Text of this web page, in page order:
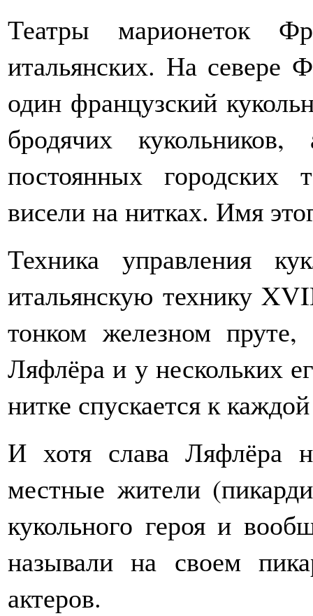
Театры марионеток
итальянских. На севере
один французский
бродячих
постоянных городских
висели на нитках. Имя
Техника управления
итальянскую технику
тонком железном
Ляфлёра и у нескольких
нитке спускается к
И хотя слава Ляфлёра
местные жители
кукольного героя и
называли на своем
актеров.